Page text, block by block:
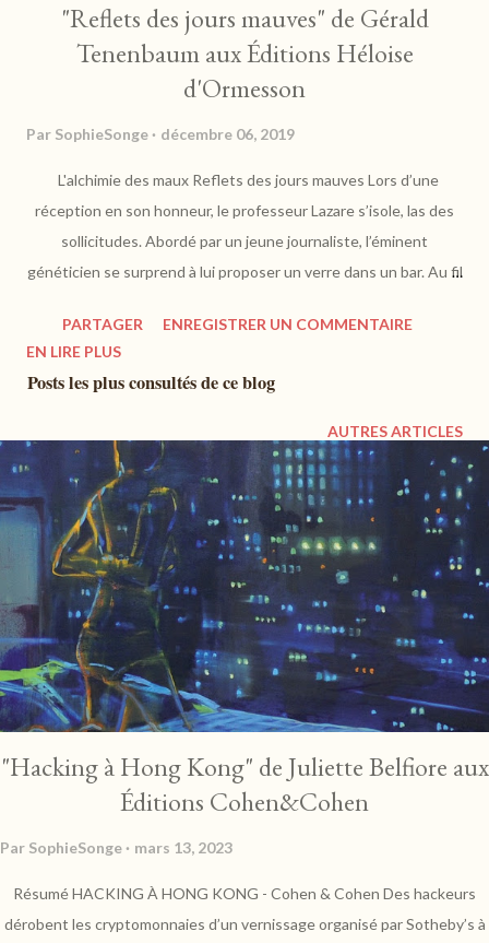
"Reflets des jours mauves" de Gérald
Tenenbaum aux Éditions Héloise
d'Ormesson
Par SophieSonge décembre 06, 2019
L'alchimie des maux Reflets des jours mauves Lors d’une
réception en son honneur, le professeur Lazare s’isole, las des
sollicitudes. Abordé par un jeune journaliste, l’éminent
généticien se surprend à lui proposer un verre dans un bar. Au fil
recherches. À quoi bon avoir déchiffré la partition du génome si
cela conduit à trahir l’être cher et condamne à la solitude ?
http://www.editions-heloisedormesson.com Alors que le
professeur Lazare est reconnu pour ses recherches en
génétique, il ne semble en retirer aucun mérite, et se montre
distant, fuyant. Pourtant, celui-ci s'apprête à livrer à Ethan, un
jeune journaliste, les aléas connexes de la vie... C'est un récit
feutré qui s'invite pour dire ce qu'il est impossible de formuler. Il
faut remonter dans le passé de Lazare pour situer cet homme
contraint, enfermé dans ses silences. C'est le jeu de la déli...
PARTAGER
ENREGISTRER UN COMMENTAIRE
EN LIRE PLUS
AUTRES ARTICLES
Posts les plus consultés de ce blog
"Hacking à Hong Kong" de Juliette Belfiore aux
Éditions Cohen&Cohen
Par SophieSonge mars 13, 2023
Résumé HACKING À HONG KONG - Cohen & Cohen Des hackeurs
dérobent les cryptomonnaies d’un vernissage organisé par Sotheby’s à